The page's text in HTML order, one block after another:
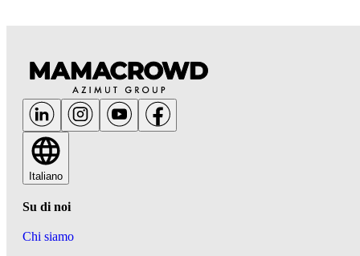
Italiano
Su di noi
Chi siamo